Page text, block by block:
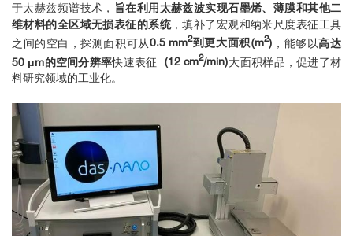
于太赫兹频谱技术， 旨在利用太赫兹波实现石墨烯、薄膜和其他二
维材料的全区域无损表征的系统，填补了宏观和纳米尺度表征工具
之间的空白，探测面积可从0.5 mm2到更大面积(m2) ，能够以高达
50 μm的空间分辨率快速表征 (12 cm2/min)大面积样品，促进了材
料研究领域的工业化。